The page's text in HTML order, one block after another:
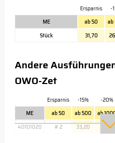
Ersparnis -
ME
ab 50 ab
Stück
31,70
Andere
OWO-Zet
Ersparnis -15% -20%
ME
ab 50 ab 500 ab
40101020
# 2 33,20 31,30